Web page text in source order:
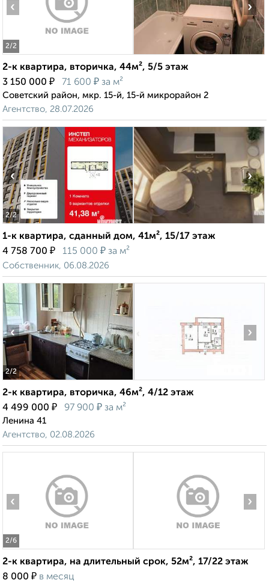
2/2
‹ ›
2-к квартира, вторичка, 44м², 5/5 этаж
3 150 000 ₽ 71 600 ₽ за м²
Советский район, мкр. 15-й, 15-й микрорайон 2
Агентство, 28.07.2026
2/2
‹ ›
1-к квартира, сданный дом, 41м², 15/17 этаж
4 758 700 ₽ 115 000 ₽ за м²
Собственник, 06.08.2026
2/2
‹ ›
2-к квартира, вторичка, 46м², 4/12 этаж
4 499 000 ₽ 97 900 ₽ за м²
Ленина 41
Агентство, 02.08.2026
2/6
‹ ›
2-к квартира, на длительный срок, 52м², 17/22 этаж
8 000 ₽ в месяц